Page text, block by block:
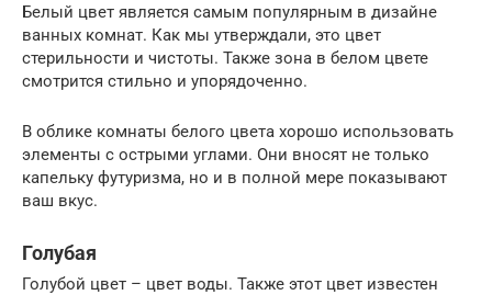
Белый цвет является самым популярным в дизайне
ванных комнат. Как мы утверждали, это цвет
стерильности и чистоты. Также зона в белом цвете
смотрится стильно и упорядоченно.
В облике комнаты белого цвета хорошо использовать
элементы с острыми углами. Они вносят не только
капельку футуризма, но и в полной мере показывают
ваш вкус.
Голубая
Голубой цвет – цвет воды. Также этот цвет известен